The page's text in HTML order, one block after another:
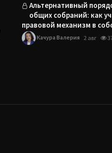
Альтернативный
общих собраний: как
правовой механизм в
Качура Валерия 2 авг